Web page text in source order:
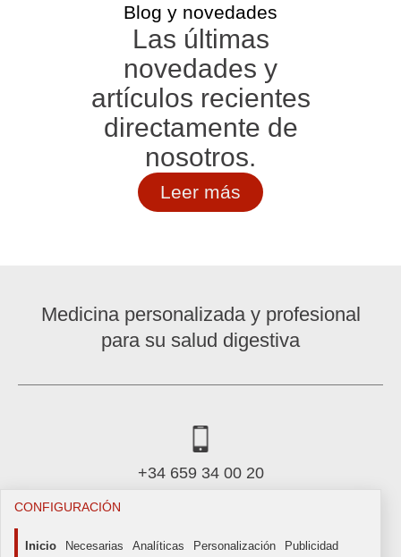
Blog y novedades
Las últimas
novedades y
artículos recientes
directamente de
nosotros.
Leer más
CONFIGURACIÓN
Inicio Necesarias Analíticas Personalización Publicidad
Medicina personalizada y profesional
para su salud digestiva
+34 659 34 00 20
icadig@icadig.com